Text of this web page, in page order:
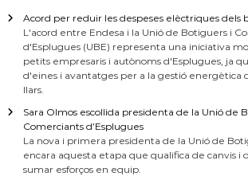
Acord per reduir les despeses elèctriques dels
L'acord entre Endesa i la Unió de Botiguers i
d'Esplugues (UBE) representa una iniciativa
petits empresaris i autònoms d'Esplugues, ja
d'eines i avantatges per a la gestió energètica
llars.
Sara Olmos escollida presidenta de la Unió de
Comerciants d’Esplugues
La nova i primera presidenta de la Unió de
encara aquesta etapa que qualifica de canvis i
sumar esforços en equip.